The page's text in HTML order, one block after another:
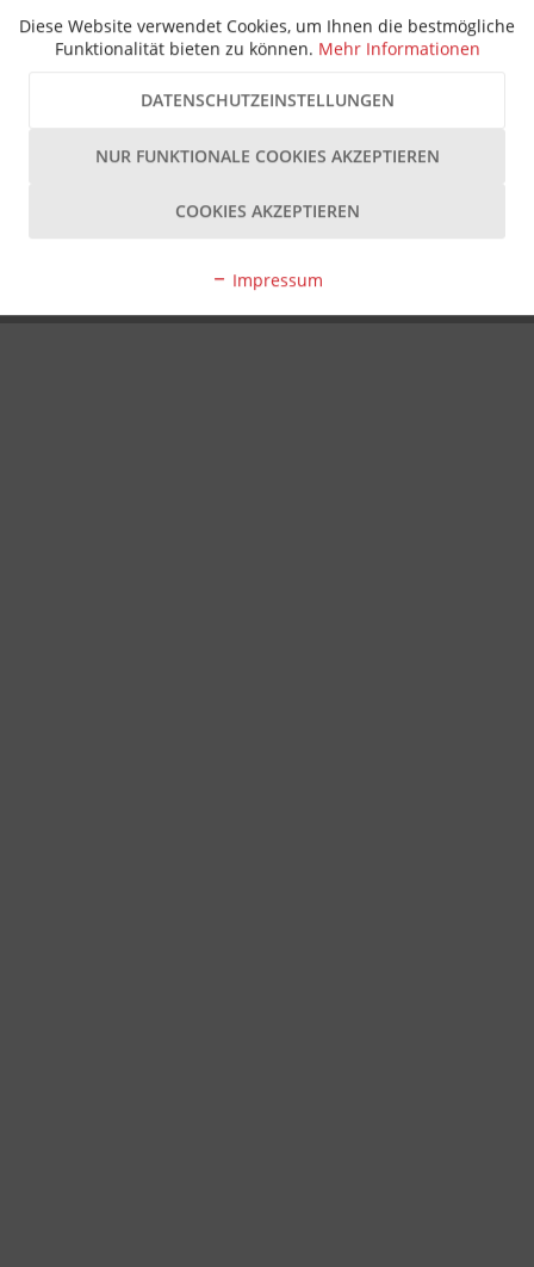
Diese Website verwendet Cookies, um Ihnen die bestmögliche
Funktionalität bieten zu können. Mehr Informationen
DATENSCHUTZEINSTELLUNGEN
NUR FUNKTIONALE COOKIES AKZEPTIEREN
COOKIES AKZEPTIEREN
Impressum